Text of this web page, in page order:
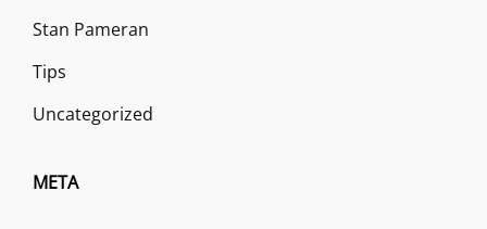
Stan Pameran
Tips
Uncategorized
META